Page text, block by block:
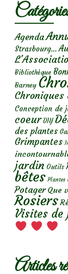
Agenda
Strasbourg...
Bibliothèque
Barney
Conception de
coeur DIY
des plantes
Grimpantes
jardin Outils
bêtes Plantes
Potager Que
Rosiers
Visites
Articles